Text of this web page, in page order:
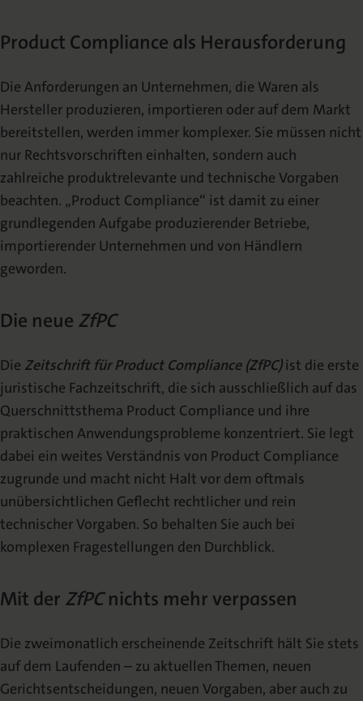
Schriftleitung und Redaktion
VERÖFFENTLICHEN
Autorenhinweise
Hinweise zum Urheberrecht
Mediadaten
Archiv | 2025
Archiv | 2024
Archiv | 2023
Archiv | 2022
Product Compliance als Herausforderung
Die Anforderungen an Unternehmen, die Waren als
Hersteller produzieren, importieren oder auf dem Markt
bereitstellen, werden immer komplexer. Sie müssen nicht
nur Rechtsvorschriften einhalten, sondern auch
zahlreiche produktrelevante und technische Vorgaben
beachten. „Product Compliance“ ist damit zu einer
grundlegenden Aufgabe produzierender Betriebe,
importierender Unternehmen und von Händlern
geworden.
Die neue ZfPC
Die Zeitschrift für Product Compliance (ZfPC)ist die erste
juristische Fachzeitschrift, die sich ausschließlich auf das
Querschnittsthema Product Compliance und ihre
praktischen Anwendungsprobleme konzentriert. Sie legt
dabei ein weites Verständnis von Product Compliance
zugrunde und macht nicht Halt vor dem oftmals
unübersichtlichen Geflecht rechtlicher und rein
technischer Vorgaben. So behalten Sie auch bei
komplexen Fragestellungen den Durchblick.
Mit der ZfPCnichts mehr verpassen
Die zweimonatlich erscheinende Zeitschrift hält Sie stets
auf dem Laufenden – zu aktuellen Themen, neuen
Gerichtsentscheidungen, neuen Vorgaben, aber auch zu